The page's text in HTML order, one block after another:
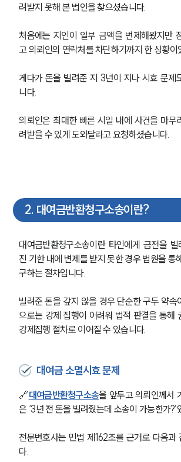
려받지 못해 본 법인을 찾으셨습니다.
처음에는 지인이 일부 금액을 변제해왔지만
고 의뢰인의 연락처를 차단하기까지 한 상황이
게다가 돈을 빌려준 지 3년이 지나 시효 문제
니다.
의뢰인은 최대한 빠른 시일 내에 사건을 마무
려받을 수 있게 도와달라고 요청하셨습니다.
2. 대여금반환청구소송이란?
대여금반환청구소송이란 타인에게 금전을 빌
진 기한 내에 변제를 받지 못한 경우 법원을 통
구하는 절차입니다.
빌려준 돈을 갚지 않을 경우 단순한 구두 약속
으로는 강제 집행이 어려워 법적 판결을 통해
강제집행 절차로 이어질 수 있습니다.
대여금 소멸시효 문제
🔗대여금반환청구소송을 앞두고 의뢰인께서
은 ‘3년 전 돈을 빌려줬는데 소송이 가능한가?’
전문변호사는 민법 제162조를 근거로 다음과
다.